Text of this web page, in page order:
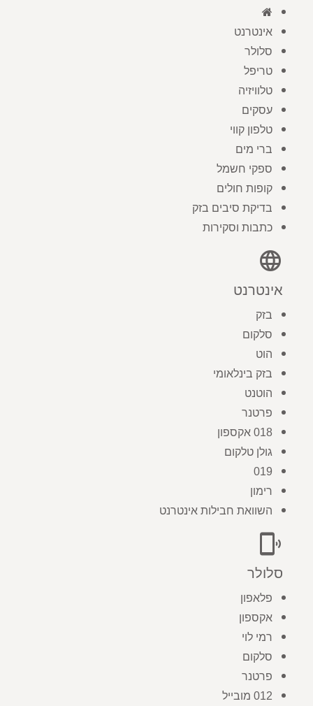
אינטרנט
סלולר
טריפל
טלוויזיה
עסקים
טלפון קווי
ברי מים
ספקי חשמל
קופות חולים
בדיקת סיבים בזק
כתבות וסקירות
language
אינטרנט
בזק
סלקום
הוט
בזק בינלאומי
הוטנט
פרטנר
018 אקספון
גולן טלקום
019
רימון
השוואת חבילות אינטרנט
phonelink_ring
סלולר
פלאפון
אקספון
רמי לוי
סלקום
פרטנר
012 מובייל